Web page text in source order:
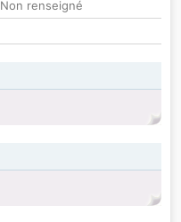
Non renseigné